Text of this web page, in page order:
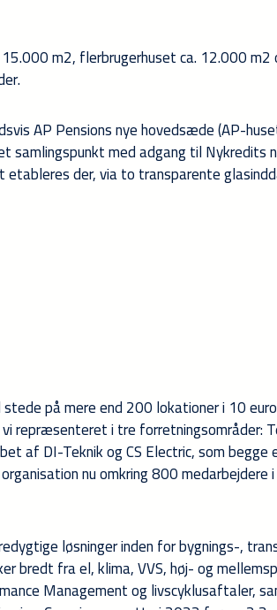
m2, flerbrugerhuset ca. 12.000 m2
AP Pensions nye hovedsæde (AP-
samlingspunkt med adgang til Nykredits
der, via to transparente
på mere end 200 lokationer i 10
repræsenteret i tre forretningsområder:
af DI-Teknik og CS Electric, som begge
nu omkring 800 medarbejdere i
løsninger inden for bygnings-,
bredt fra el, klima, VVS, høj- og
Management og livscyklusaftaler,